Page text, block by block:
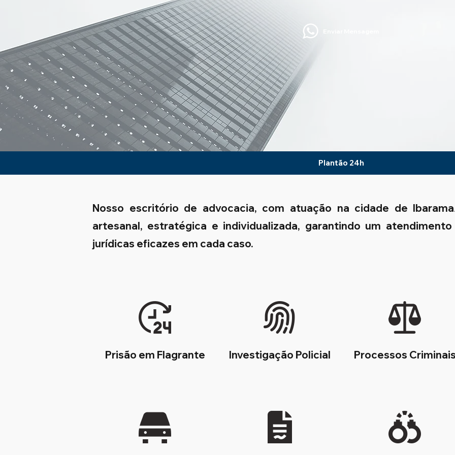
Plantão 24h
Nosso escritório de advocacia, com atuação na cidade de
artesanal, estratégica e individualizada, garantindo um
jurídicas eficazes em cada caso.
Prisão em Flagrante Investigação Policial Processos